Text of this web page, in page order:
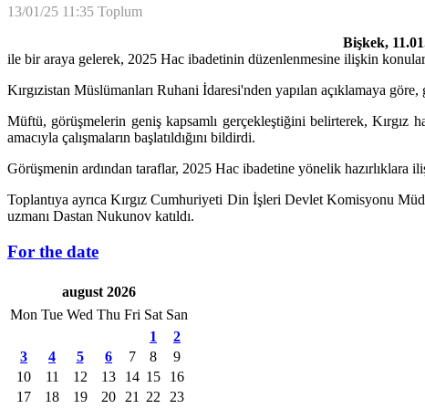
13/01/25 11:35 Toplum
Bişkek,
ile bir araya gelerek, 2025 Hac ibadetinin düzenlenmesine ilişkin
Kırgızistan Müslümanları Ruhani İdaresi'nden yapılan açıklamaya
Müftü, görüşmelerin geniş kapsamlı gerçekleştiğini belirterek, Kırgız
amacıyla çalışmaların başlatıldığını bildirdi.
Görüşmenin ardından taraflar, 2025 Hac ibadetine yönelik hazırlıklara
Toplantıya ayrıca Kırgız Cumhuriyeti Din İşleri Devlet Komisyonu
uzmanı Dastan Nukunov katıldı.
For the date
august 2026
Mon Tue Wed Thu Fri Sat San
1
2
3
4 5 6 7 8
9
10
11 12 13 14 15
16
17
18 19 20 21 22 23